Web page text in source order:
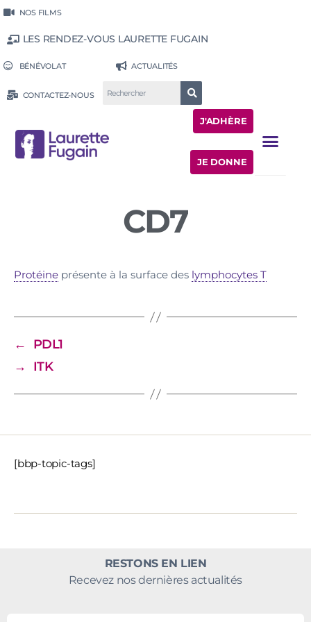
NOS FILMS
LES RENDEZ-VOUS LAURETTE FUGAIN
BÉNÉVOLAT ACTUALITÉS
CONTACTEZ-NOUS
J'ADHÈRE
JE DONNE
CD7
Protéine présente à la surface des lymphocytes T
←
PDL1
→
ITK
[bbp-topic-tags]
RESTONS EN LIEN
Recevez nos dernières actualités